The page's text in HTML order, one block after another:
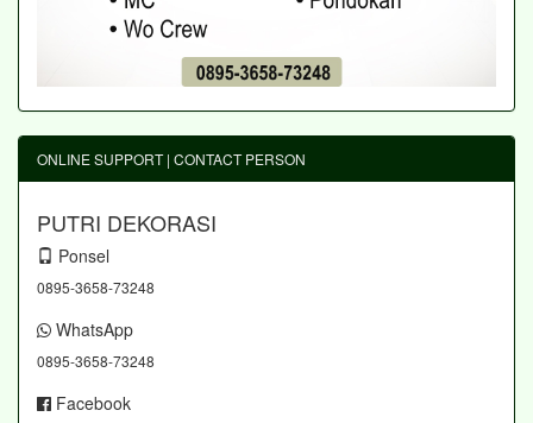
ONLINE SUPPORT | CONTACT PERSON
PUTRI DEKORASI
Ponsel
0895-3658-73248
WhatsApp
0895-3658-73248
Facebook